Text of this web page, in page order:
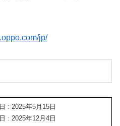
jp/
: 2025年5月15日
: 2025年12月4日